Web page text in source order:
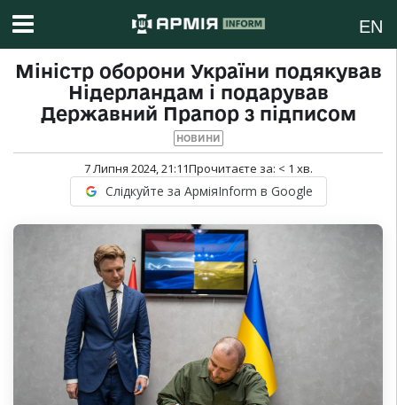
EN
Міністр оборони України подякував
Нідерландам і подарував
Державний Прапор з підписом
НОВИНИ
7 Липня 2024, 21:11Прочитаєте за: < 1 хв.
Слідкуйте за АрміяInform в Google